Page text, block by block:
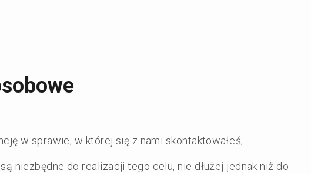
w sprawie, w której się z nami skontaktowałeś;
niezbędne do realizacji tego celu, nie dłużej jednak niż do